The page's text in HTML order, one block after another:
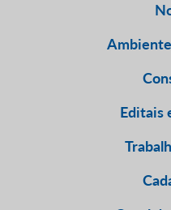
Editais